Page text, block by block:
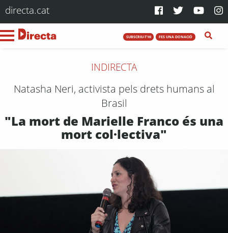
directa.cat
SUBSCRIU-T'HI FES UNA DONACIÓ
INDIRECTA
Natasha Neri, activista pels drets humans al
Brasil
"La mort de Marielle Franco és una
mort col·lectiva"